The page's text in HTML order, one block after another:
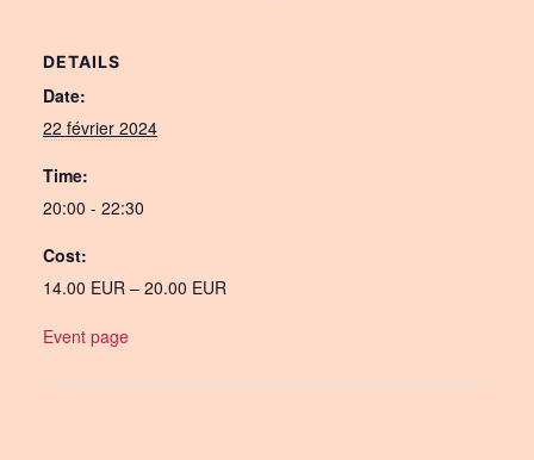
DETAILS
Date:
22 février 2024
Time:
20:00 - 22:30
Cost:
14.00 EUR – 20.00 EUR
Event page